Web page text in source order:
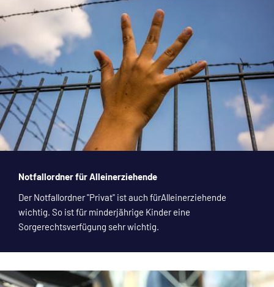
Notfallordner für Alleinerziehende
Der Notfallordner "Privat" ist auch fürAlleinerziehende
wichtig. So ist für minderjährige Kinder eine
Sorgerechtsverfügung sehr wichtig.